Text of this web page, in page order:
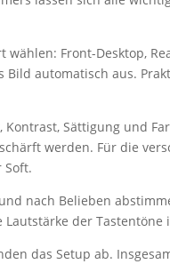
Front-Desktop,
automatisch aus.
Kontrast, Sättigung und
werden. Für die
Soft.
nach Belieben
der
das Setup ab.